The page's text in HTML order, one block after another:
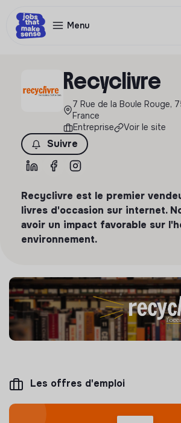
Menu
Recyclivre
7 Rue de la Boule Rouge,
France
Entreprise
Voir le site
Suivre
Recyclivre est le premier
livres d'occasion sur internet.
avoir un impact favorable sur
environnement.
Les offres d'emploi